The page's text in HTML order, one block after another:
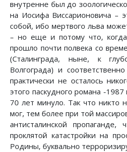
внутренне был до
на Иосифа Виссарионовича –
собой, ибо мертвого льва
– но еще и потому что,
прошло почти полвека со
(Сталинграда, ныне, к
Волгограда) и
практически не осталось
этого паскудного романа -1987
70 лет минуло. Так что никто
мог, тем более при той
антисталинской
проклятой катастройки на
Родины, буквально